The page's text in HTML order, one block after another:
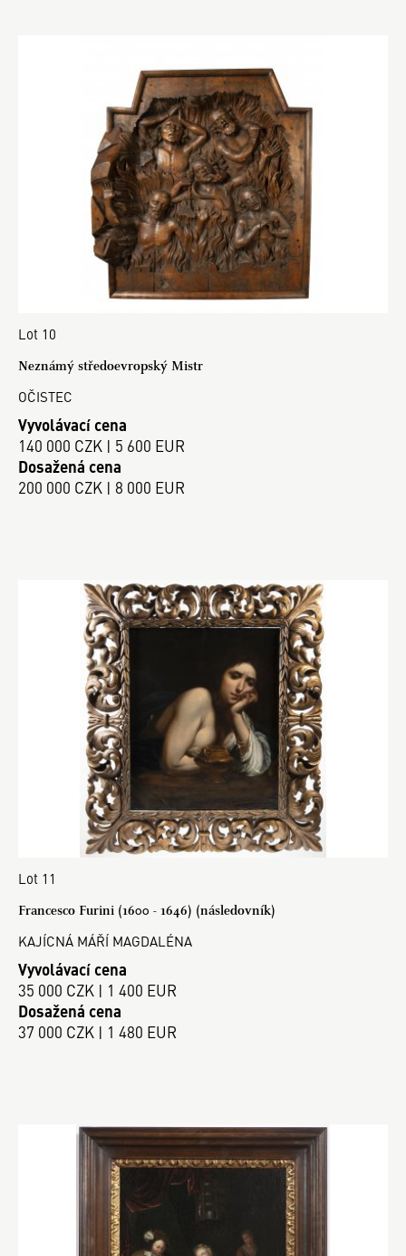
Lot 10
Neznámý středoevropský Mistr
OČISTEC
Vyvolávací cena
140 000 CZK | 5 600 EUR
Dosažená cena
200 000 CZK | 8 000 EUR
Lot 11
Francesco Furini (1600 - 1646) (následovník)
KAJÍCNÁ MÁŘÍ MAGDALÉNA
Vyvolávací cena
35 000 CZK | 1 400 EUR
Dosažená cena
37 000 CZK | 1 480 EUR